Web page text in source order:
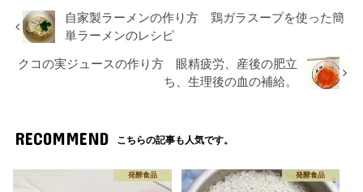
自家製ラーメンの作り方 鶏ガラスープを使った簡
単ラーメンのレシピ
クコの実ジュースの作り方 眼精疲労、産後の肥立
ち、生理後の血の補給。
RECOMMEND こちらの記事も人気です。
発酵食品 発酵食品